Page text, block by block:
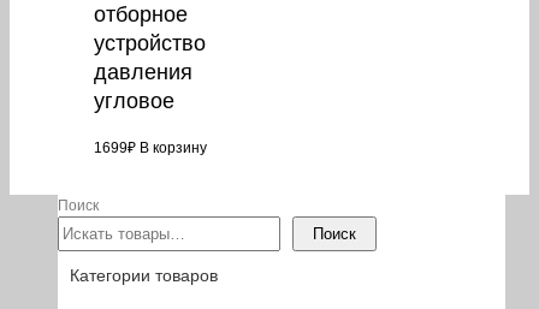
отборное
устройство
давления
угловое
1699₽ В корзину
Поиск
Поиск
Категории товаров